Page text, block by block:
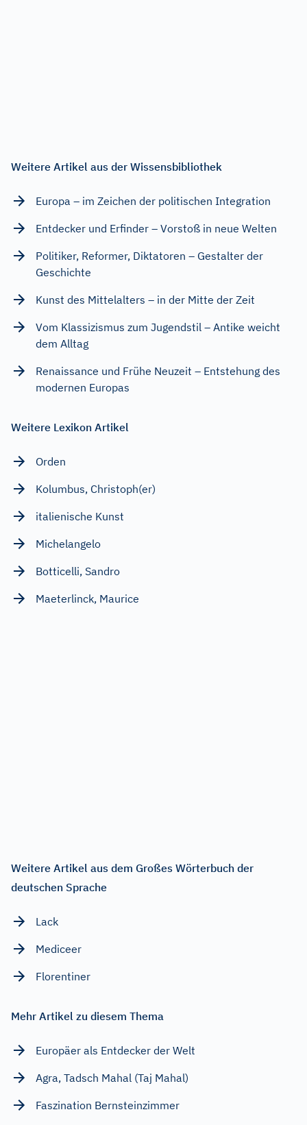
Weitere Artikel aus der Wissensbibliothek
Europa – im Zeichen der politischen Integration
Entdecker und Erfinder – Vorstoß in neue Welten
Politiker, Reformer, Diktatoren – Gestalter der
Geschichte
Kunst des Mittelalters – in der Mitte der Zeit
Vom Klassizismus zum Jugendstil – Antike weicht
dem Alltag
Renaissance und Frühe Neuzeit – Entstehung des
modernen Europas
Weitere Lexikon Artikel
Orden
Kolumbus, Christoph(er)
italienische Kunst
Michelangelo
Botticelli, Sandro
Maeterlinck, Maurice
Weitere Artikel aus dem Großes Wörterbuch der
deutschen Sprache
Lack
Mediceer
Florentiner
Mehr Artikel zu diesem Thema
Europäer als Entdecker der Welt
Agra, Tadsch Mahal (Taj Mahal)
Faszination Bernsteinzimmer